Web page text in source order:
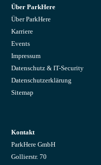
Über ParkHere
Über ParkHere
Karriere
Events
Impressum
Datenschutz & IT-Security
Datenschutzerklärung
Sitemap
Kontakt
ParkHere GmbH
Gollierstr. 70